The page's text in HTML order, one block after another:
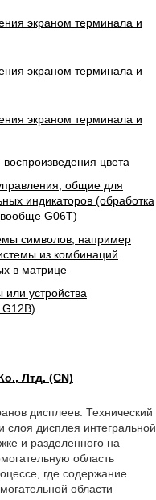
цвета
общие для
индикаторов (обработка
G06T)
символов, например
из комбинаций
в матрице
устройства
Лтд. (CN)
дисплеев. Технический
слоя дисплея интегральной
и разделенного на
область
где содержание
области